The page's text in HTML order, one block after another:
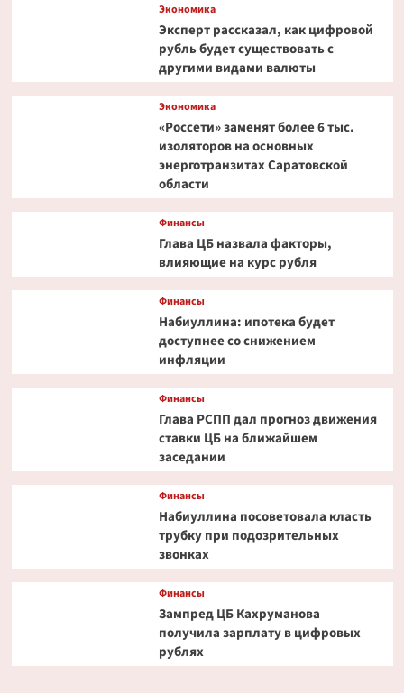
Экономика
Эксперт рассказал, как цифровой
рубль будет существовать с
другими видами валюты
Экономика
«Россети» заменят более 6 тыс.
изоляторов на основных
энерготранзитах Саратовской
области
Финансы
Глава ЦБ назвала факторы,
влияющие на курс рубля
Финансы
Набиуллина: ипотека будет
доступнее со снижением
инфляции
Финансы
Глава РСПП дал прогноз движения
ставки ЦБ на ближайшем
заседании
Финансы
Набиуллина посоветовала класть
трубку при подозрительных
звонках
Финансы
Зампред ЦБ Кахруманова
получила зарплату в цифровых
рублях